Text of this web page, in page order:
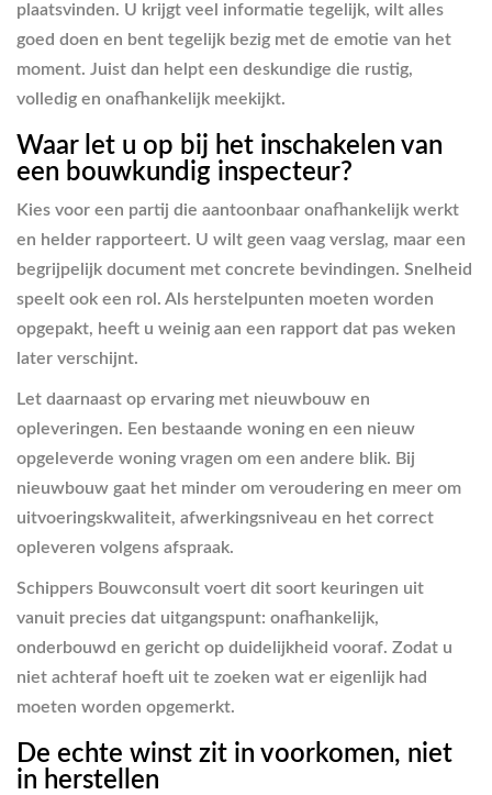
plaatsvinden. U krijgt veel informatie tegelijk, wilt alles
goed doen en bent tegelijk bezig met de emotie van het
moment. Juist dan helpt een deskundige die rustig,
volledig en onafhankelijk meekijkt.
Waar let u op bij het inschakelen van
een bouwkundig inspecteur?
Kies voor een partij die aantoonbaar onafhankelijk werkt
en helder rapporteert. U wilt geen vaag verslag, maar een
begrijpelijk document met concrete bevindingen. Snelheid
speelt ook een rol. Als herstelpunten moeten worden
opgepakt, heeft u weinig aan een rapport dat pas weken
later verschijnt.
Let daarnaast op ervaring met nieuwbouw en
opleveringen. Een bestaande woning en een nieuw
opgeleverde woning vragen om een andere blik. Bij
nieuwbouw gaat het minder om veroudering en meer om
uitvoeringskwaliteit, afwerkingsniveau en het correct
opleveren volgens afspraak.
Schippers Bouwconsult voert dit soort keuringen uit
vanuit precies dat uitgangspunt: onafhankelijk,
onderbouwd en gericht op duidelijkheid vooraf. Zodat u
niet achteraf hoeft uit te zoeken wat er eigenlijk had
moeten worden opgemerkt.
De echte winst zit in voorkomen, niet
in herstellen